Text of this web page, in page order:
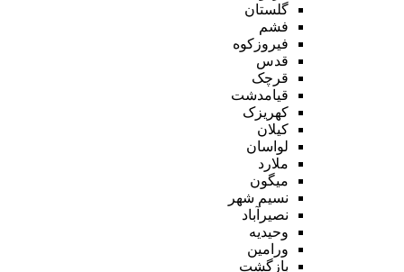
گلستان
فشم
فیروزکوه
قدس
قرچک
قیامدشت
کهریزک
کیلان
لواسان
ملارد
میگون
نسیم شهر
نصیرآباد
وحیدیه
ورامین
بازگشت